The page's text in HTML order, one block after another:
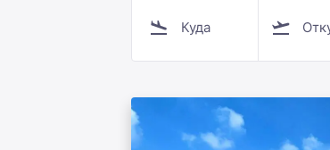
Куда